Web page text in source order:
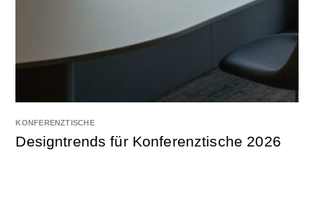
KONFERENZTISCHE
Designtrends für Konferenztische 2026